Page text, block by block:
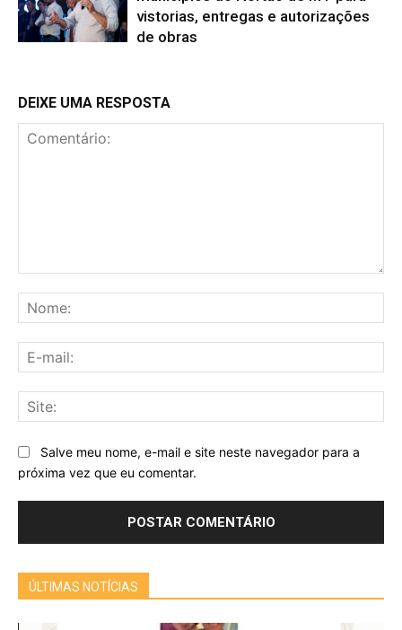
vistorias, entregas e autorizações
de obras
DEIXE UMA RESPOSTA
Salve meu nome, e-mail e site neste navegador para a
próxima vez que eu comentar.
ÚLTIMAS NOTÍCIAS